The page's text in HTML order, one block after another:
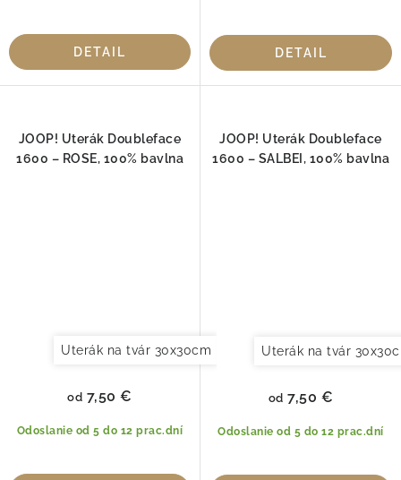
DETAIL DETAIL
JOOP! Uterák Doubleface
1600 – ROSE, 100% bavlna
Uterák na tvár 30x30cm Uterák pre hostí 30x50cm
Odoslanie od 5 do 12 prac.dní
od 7,50 €
JOOP! Uterák Doubleface
1600 – SALBEI, 100% bavlna
Uterák na tvár
Odoslanie od 5 do 12 prac.dní
od 7,50 €